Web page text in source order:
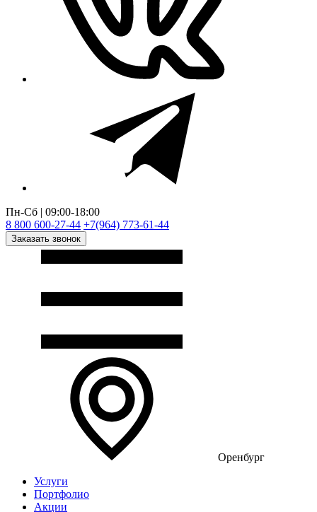
Пн-Сб | 09:00-18:00
8 800 600-27-44 +7(964) 773-61-44
Заказать звонок
Оренбург
Услуги
Портфолио
Акции